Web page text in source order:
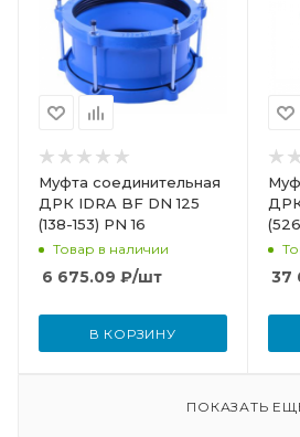
Муфта соединительная
ДРК IDRA BF DN 125
(138-153) PN 16
Товар в наличии
6 675.09 ₽/шт
В КОРЗИНУ
37
ПОКАЗАТЬ